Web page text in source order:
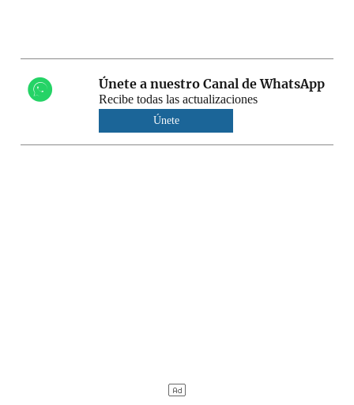
Únete a nuestro Canal de WhatsApp
Recibe todas las actualizaciones
Únete